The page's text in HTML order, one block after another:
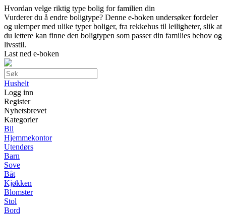
Hvordan velge riktig type bolig for familien din
Vurderer du å endre boligtype? Denne e-boken undersøker fordeler
og ulemper med ulike typer boliger, fra rekkehus til leiligheter, slik at
du lettere kan finne den boligtypen som passer din families behov og
livsstil.
Last ned e-boken
Hushelt
Logg inn
Register
Nyhetsbrevet
Kategorier
Bil
Hjemmekontor
Utendørs
Barn
Sove
Båt
Kjøkken
Blomster
Stol
Bord